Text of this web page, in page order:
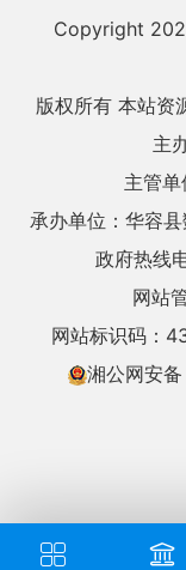
Copyright
版权所有 本站资
主
主管
承办单位：华容
政府热线
网站
网站标识码：
湘公网安